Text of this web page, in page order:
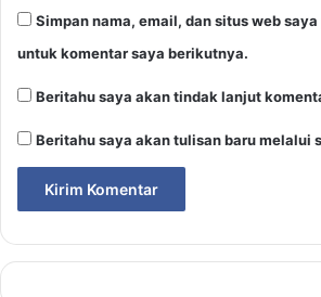
Simpan nama, email, dan situs web
untuk komentar saya berikutnya.
Beritahu saya akan tindak lanjut
Beritahu saya akan tulisan baru melalui